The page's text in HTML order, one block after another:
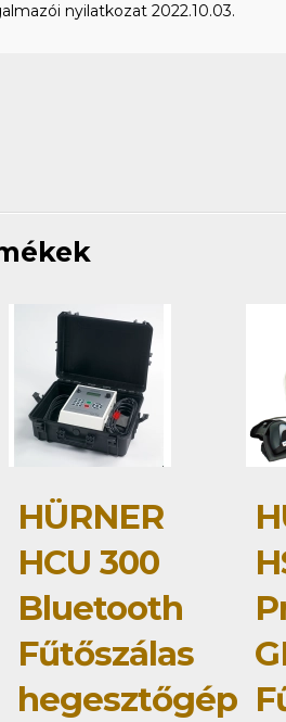
nyilatkozat 2022.10.03.
HÜRNER
HCU 300
Bluetooth
Fűtőszálas
hegesztőgép